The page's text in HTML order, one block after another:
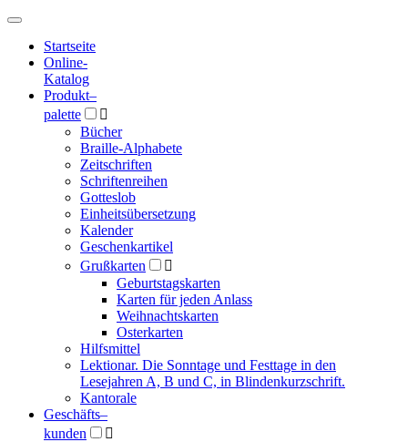
Hauptmenü
Hauptmenü
Startseite
Online-
Katalog
Produkt–
palette

Bücher
Braille-Alphabete
Zeitschriften
Schriftenreihen
Gotteslob
Einheitsübersetzung
Kalender
Geschenkartikel
Grußkarten

Geburtstagskarten
Karten für jeden Anlass
Weihnachtskarten
Osterkarten
Hilfsmittel
Lektionar. Die Sonntage und Festtage in den
Lesejahren A, B und C, in Blindenkurzschrift.
Kantorale
Geschäfts­–
kunden
